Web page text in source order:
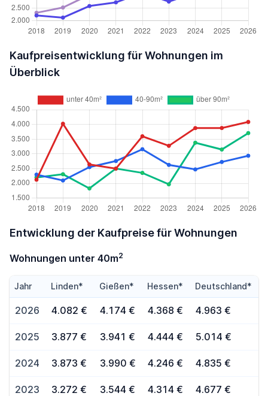
Kaufpreisentwicklung für Wohnungen im
Überblick
Entwicklung der Kaufpreise für Wohnungen
Wohnungen unter 40m2
Jahr Linden* Gießen* Hessen* Deutschland*
2026 4.082 € 4.174 € 4.368 € 4.963 €
2025 3.877 € 3.941 € 4.444 € 5.014 €
2024 3.873 € 3.990 € 4.246 € 4.835 €
2023 3.272 € 3.544 € 4.314 € 4.677 €